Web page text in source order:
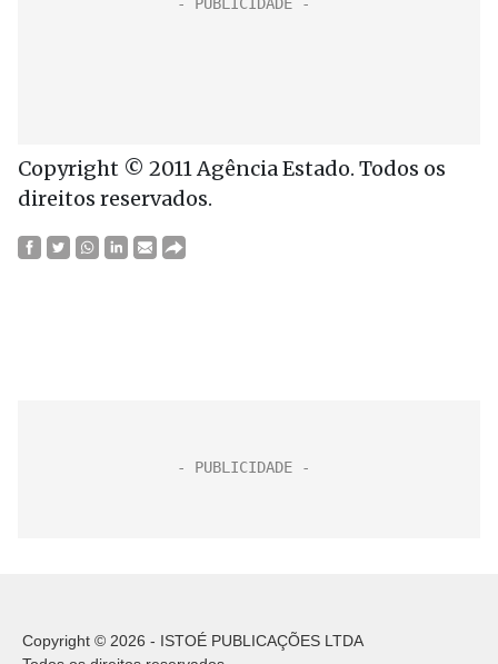
Copyright © 2011 Agência Estado. Todos os
direitos reservados.
Copyright © 2026 - ISTOÉ PUBLICAÇÕES LTDA